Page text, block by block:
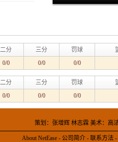
二分 三分 罚球
0/0 0/0 0/0
二分 三分 罚球
0/0 0/0 0/0
策划：张增辉 林志霖 美术：
About NetEase - 公司简介 - 联系方法 -